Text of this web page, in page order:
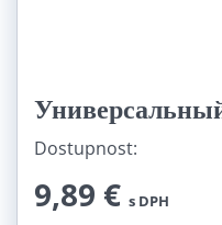
Dostupnost:
9,89 € s DPH